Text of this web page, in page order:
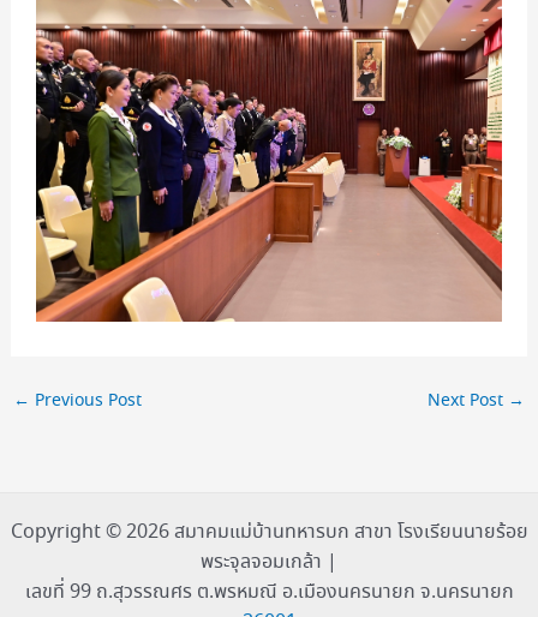
← Previous Post Next Post →
Copyright © 2026 สมาคมแม่บ้านทหารบก สาขา โรงเรียนนายร้อย
พระจุลจอมเกล้า |
เลขที่ 99 ถ.สุวรรณศร ต.พรหมณี อ.เมืองนครนายก จ.นครนายก